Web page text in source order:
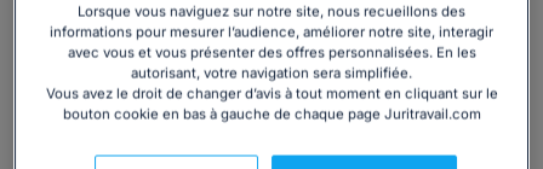
Comment faire dans les entreprises employant
moins de 11 salariés, ou entre 11 et 20 salariés
dépourvues de CSE ?
L’employeur peut directement proposer aux salariés la
Lorsque vous naviguez sur notre site, nous recueillons des
informations pour mesurer l’audience, améliorer notre site, interagir
avec vous et vous présenter des offres personnalisées. En les
autorisant, votre navigation sera simplifiée.
Vous avez le droit de changer d’avis à tout moment en cliquant sur le
bouton cookie en bas à gauche de chaque page Juritravail.com